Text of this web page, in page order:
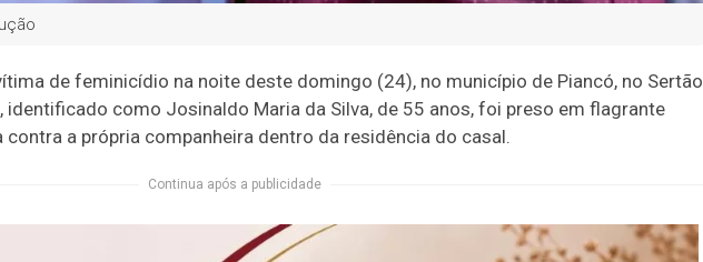
de feminicídio na noite deste domingo (24), no município de Piancó, no Sertão
identificado como Josinaldo Maria da Silva, de 55 anos, foi preso em flagrante
a própria companheira dentro da residência do casal.
Continua após a publicidade